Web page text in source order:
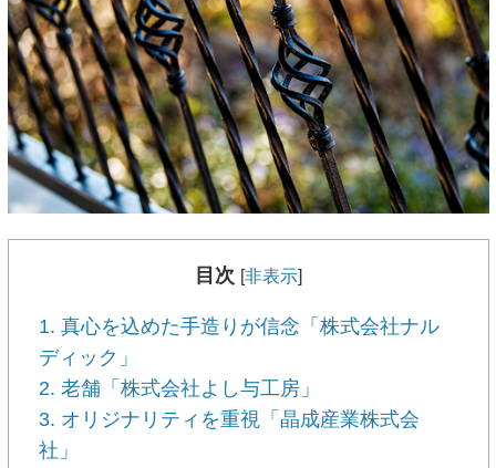
目次 [非表示]
1. 真心を込めた手造りが信念「株式会社ナル
ディック」
2. 老舗「株式会社よし与工房」
3. オリジナリティを重視「晶成産業株式会
社」